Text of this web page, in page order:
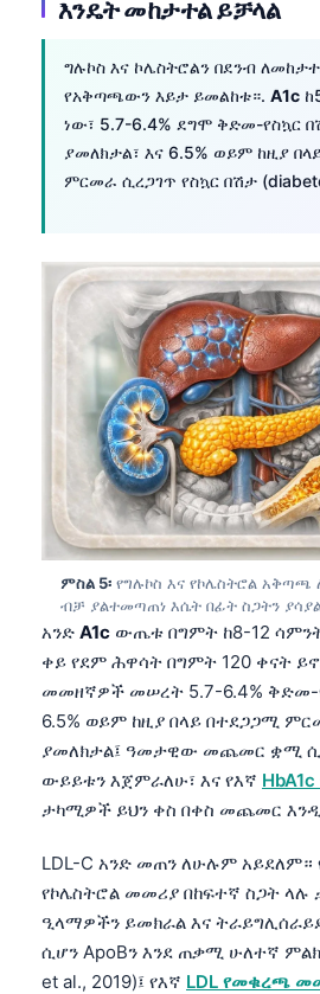
እንዴት መከታተል ይቻላል
ግሉኮስ እና ኮሌስትሮልን በደንብ
የአቅጣጫውን እይታ ይመልከቱ።. A1c
ነው፣ 5.7-6.4% ደግሞ ቅድመ-የስኳር
ያመለክታል፣ እና 6.5% ወይም ከዚያ
ምርመራ ሲረጋገጥ የስኳር በሽታ
ምስል 5፡ የግሉኮስ እና የኮሌስትሮል
ብቻ ያልተመጣጠነ እሴት በፊት ስጋትን
አንድ A1c ውጤቱ በግምት ከ8-12
ቀይ የደም ሕዋሳት በግምት 120 ቀናት
መመዘኛዎች መሠረት 5.7-6.4% ቅድመ-
6.5% ወይም ከዚያ በላይ በተደጋጋሚ
ያመለክታል፤ ዓመታዊው መጨመር ቋሚ
ውይይቱን እጀምራለሁ፣ እና የእኛ
ታካሚዎች ይህን ቀስ በቀስ መጨመር
LDL-C አንድ መጠን ለሁሉም አይደለም።
የኮሌስትሮል መመሪያ በከፍተኛ ስጋት ላሉ
ዒላማዎችን ይመክራል እና ትራይግሊሰራይድ
ሲሆን ApoBን እንደ ጠቃሚ ሁለተኛ
et al., 2019)፤ የእኛ LDL የመቁረጫ